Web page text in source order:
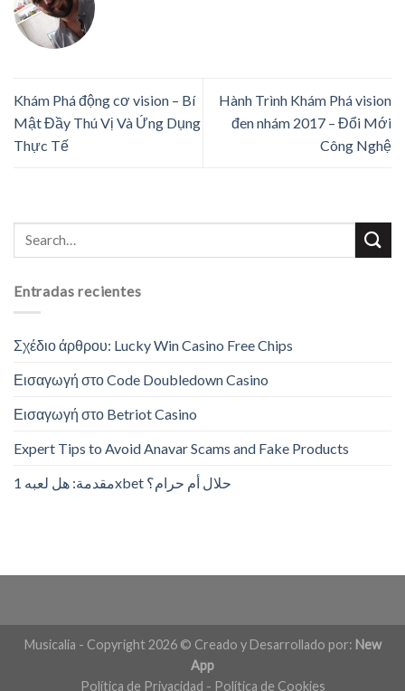
Khám Phá động cơ vision – Bí
Mật Đầy Thú Vị Và Ứng Dụng
Thực Tế
Hành Trình Khám Phá vision
đen nhám 2017 – Đổi Mới
Công Nghệ
Entradas recientes
Σχέδιο άρθρου: Lucky Win Casino Free Chips
Εισαγωγή στο Code Doubledown Casino
Εισαγωγή στο Betriot Casino
Expert Tips to Avoid Anavar Scams and Fake Products
مقدمة: هل لعبه 1xbet حلال أم حرام؟
Musicalia - Copyright 2026 © Creado y Desarrollado por: New
App
Política de Privacidad - Política de Cookies